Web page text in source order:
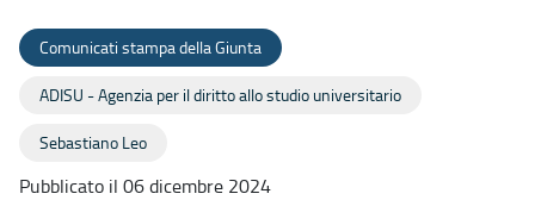
Comunicati stampa della Giunta
ADISU - Agenzia per il diritto allo studio universitario
Sebastiano Leo
Pubblicato il 06 dicembre 2024